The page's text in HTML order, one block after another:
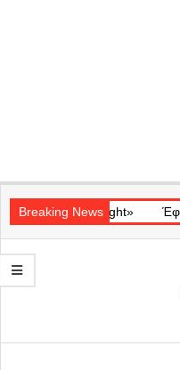
Navigation
Menu
Breaking News
«Ray of Light» Έφυγε